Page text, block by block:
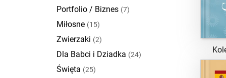
Portfolio / Biznes (7)
Miłosne (15)
Zwierzaki (2)
Dla Babci i Dziadka (24)
Święta (25)